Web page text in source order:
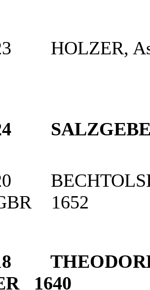
HOLZER,
1652
1640